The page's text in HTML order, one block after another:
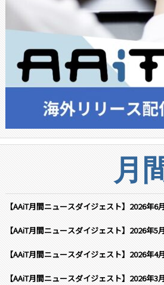
月
【AAiT月間ニュースダイジェスト】2026年6
【AAiT月間ニュースダイジェスト】2026年5
【AAiT月間ニュースダイジェスト】2026年4
【AAiT月間ニュースダイジェスト】2026年3